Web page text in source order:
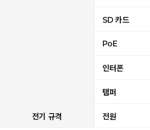
SD 카드
PoE
인터폰
탬퍼
전기 규격 전원